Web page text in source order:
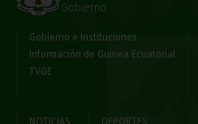
Gobierno
Gobierno e Instituciones
Información de Guinea Ecuatorial
TVGE